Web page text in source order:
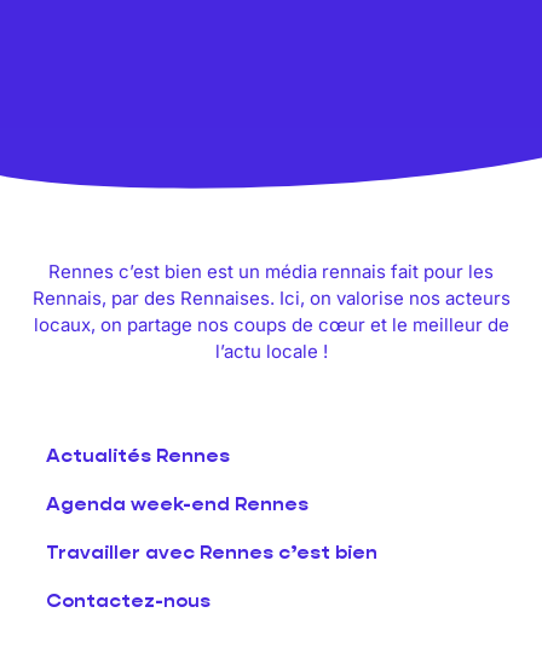
Rennes c’est bien est un média rennais fait pour les
Rennais, par des Rennaises. Ici, on valorise nos acteurs
locaux, on partage nos coups de cœur et le meilleur de
l’actu locale !
Actualités Rennes
Agenda week-end Rennes
Travailler avec Rennes c’est bien
Contactez-nous